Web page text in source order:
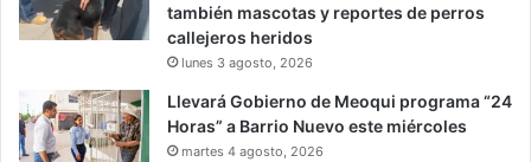
también mascotas y reportes de perros
callejeros heridos
lunes 3 agosto, 2026
Llevará Gobierno de Meoqui programa “24
Horas” a Barrio Nuevo este miércoles
martes 4 agosto, 2026